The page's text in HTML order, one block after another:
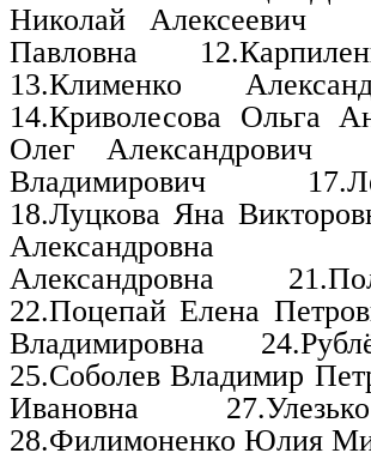
Николай Алексеевич
Павловна
13.Клименко
14.Криволесова Ольга
Олег Александрович
Владимирович
18.Луцкова Яна
Александровна
Александровна
22.Поцепай Елена
Владимировна
25.Соболев Владимир
Ивановна
28.Филимоненко Юлия